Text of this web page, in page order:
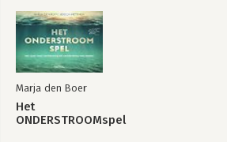
Rake vragen
Deel 3: Begrippenlijst
Deel 4: Achtergronden
Marja den Boer
Het
ONDERSTROOMspel